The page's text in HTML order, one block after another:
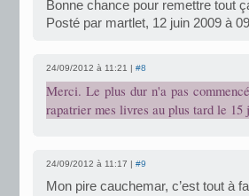
Bonne chance pour remettre tout
Posté par martlet, 12 juin 2009 à
24/09/2012 à 11:21 | #8
Merci. Le plus dur n'a pas
rapatrier mes livres au plus tard le 15
24/09/2012 à 11:17 | #9
Mon pire cauchemar, c’est tout à